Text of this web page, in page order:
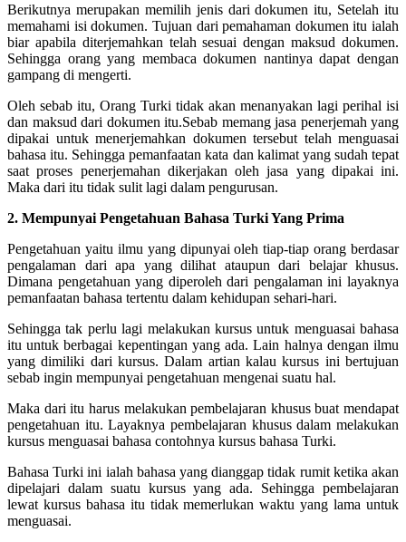
Berikutnya merupakan memilih jenis dari dokumen itu, Setelah itu
memahami isi dokumen. Tujuan dari pemahaman dokumen itu ialah
biar apabila diterjemahkan telah sesuai dengan maksud dokumen.
Sehingga orang yang membaca dokumen nantinya dapat dengan
gampang di mengerti.
Oleh sebab itu, Orang Turki tidak akan menanyakan lagi perihal isi
dan maksud dari dokumen itu.Sebab memang jasa penerjemah yang
dipakai untuk menerjemahkan dokumen tersebut telah menguasai
bahasa itu. Sehingga pemanfaatan kata dan kalimat yang sudah tepat
saat proses penerjemahan dikerjakan oleh jasa yang dipakai ini.
Maka dari itu tidak sulit lagi dalam pengurusan.
2. Mempunyai Pengetahuan Bahasa Turki Yang Prima
Pengetahuan yaitu ilmu yang dipunyai oleh tiap-tiap orang berdasar
pengalaman dari apa yang dilihat ataupun dari belajar khusus.
Dimana pengetahuan yang diperoleh dari pengalaman ini layaknya
pemanfaatan bahasa tertentu dalam kehidupan sehari-hari.
Sehingga tak perlu lagi melakukan kursus untuk menguasai bahasa
itu untuk berbagai kepentingan yang ada. Lain halnya dengan ilmu
yang dimiliki dari kursus. Dalam artian kalau kursus ini bertujuan
sebab ingin mempunyai pengetahuan mengenai suatu hal.
Maka dari itu harus melakukan pembelajaran khusus buat mendapat
pengetahuan itu. Layaknya pembelajaran khusus dalam melakukan
kursus menguasai bahasa contohnya kursus bahasa Turki.
Bahasa Turki ini ialah bahasa yang dianggap tidak rumit ketika akan
dipelajari dalam suatu kursus yang ada. Sehingga pembelajaran
lewat kursus bahasa itu tidak memerlukan waktu yang lama untuk
menguasai.